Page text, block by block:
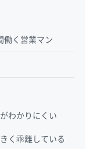
働く営業マン
わかりにくい
く乖離している